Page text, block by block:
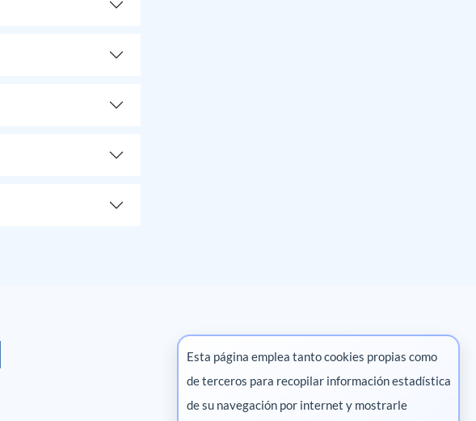
Marketing digital
Esta página emplea tanto cookies propias como
de terceros para recopilar información estadística
de su navegación por internet y mostrarle